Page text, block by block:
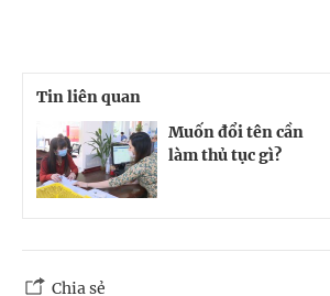
Tin liên quan
Muốn đổi tên cần
làm thủ tục gì?
Chia sẻ